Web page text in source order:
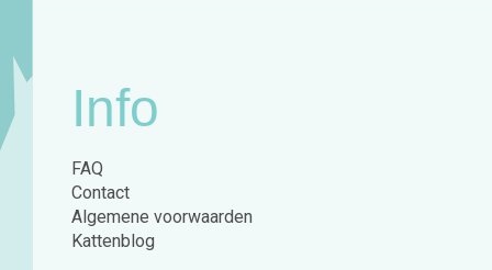
Info
FAQ
Contact
Algemene voorwaarden
Kattenblog